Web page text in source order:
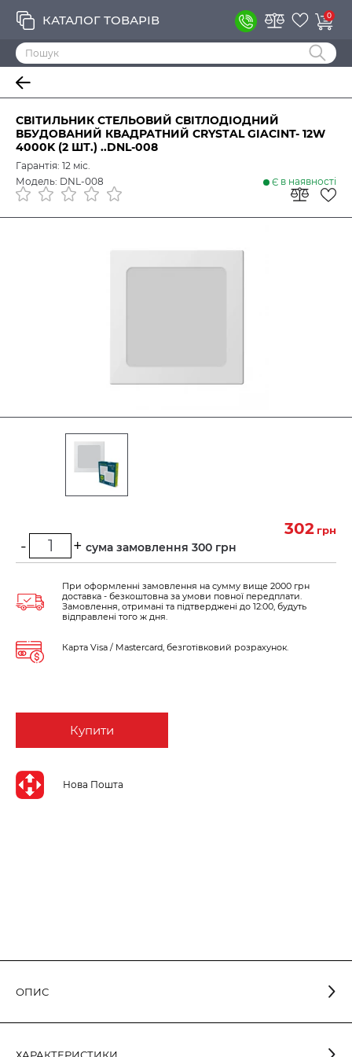
КАТАЛОГ ТОВАРІВ 0
СВІТИЛЬНИК СТЕЛЬОВИЙ СВІТЛОДІОДНИЙ
ВБУДОВАНИЙ КВАДРАТНИЙ CRYSTAL GIACINT- 12W
4000K (2 ШТ.) ..DNL-008
ОПИС
Гарантія: 12 міс.
Модель: DNL-008
Є в наявності
302 грн
Мінімальна сума замовлення 300 грн
- +
Купити
Нова Пошта
При оформленні замовлення на сумму вище 2000 грн
доставка - безкоштовна за умови повної передплати.
Замовлення, отримані та підтверджені до 12:00, будуть
відправлені того ж дня.
Карта Visa / Mastercard, безготівковий розрахунок.